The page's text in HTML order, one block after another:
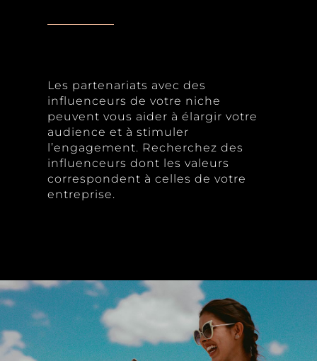
Les partenariats avec des
influenceurs de votre niche
peuvent vous aider à élargir votre
audience et à stimuler
l’engagement. Recherchez des
influenceurs dont les valeurs
correspondent à celles de votre
entreprise.